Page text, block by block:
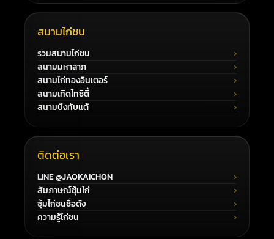
สนามไก่ชน
รวมสนามไก่ชน
สนามมหาลาภ
สนามไก่ทองอินเตอร์
สนามเทิดไทซิตี้
สนามบึงทับแต้
ติดต่อเรา
LINE @JAOKAICHON
สัมภาษณ์ซุ้มไก่
ซุ้มไก่ชนชื่อดัง
ความรู้ไก่ชน